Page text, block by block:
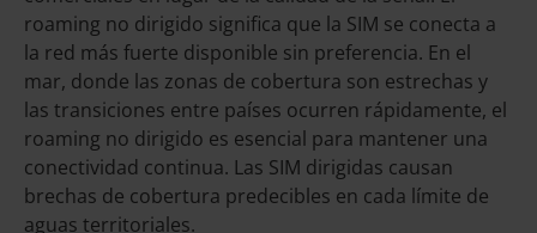
roaming no dirigido significa que la SIM se conecta a
la red más fuerte disponible sin preferencia. En el
mar, donde las zonas de cobertura son estrechas y
las transiciones entre países ocurren rápidamente, el
roaming no dirigido es esencial para mantener una
conectividad continua. Las SIM dirigidas causan
brechas de cobertura predecibles en cada límite de
aguas territoriales.